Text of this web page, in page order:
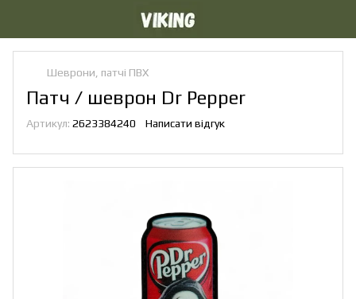
Шеврони, патчі ПВХ
Патч / шеврон Dr Pepper
Артикул: 2623384240 Написати відгук